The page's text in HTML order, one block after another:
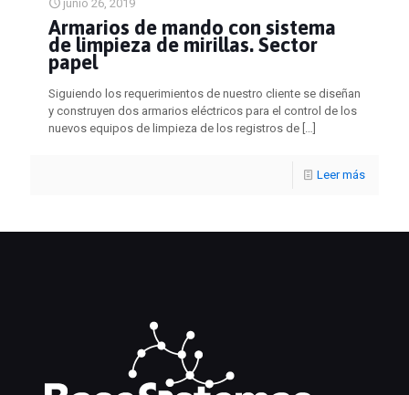
junio 26, 2019
Armarios de mando con sistema
de limpieza de mirillas. Sector
papel
Siguiendo los requerimientos de nuestro cliente se diseñan
y construyen dos armarios eléctricos para el control de los
nuevos equipos de limpieza de los registros de […]
Leer más